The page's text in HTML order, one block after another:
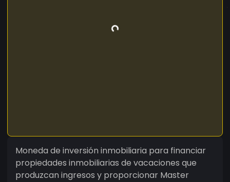
Moneda de inversión inmobiliaria para financiar
propiedades inmobiliarias de vacaciones que
produzcan ingresos y proporcionar Master